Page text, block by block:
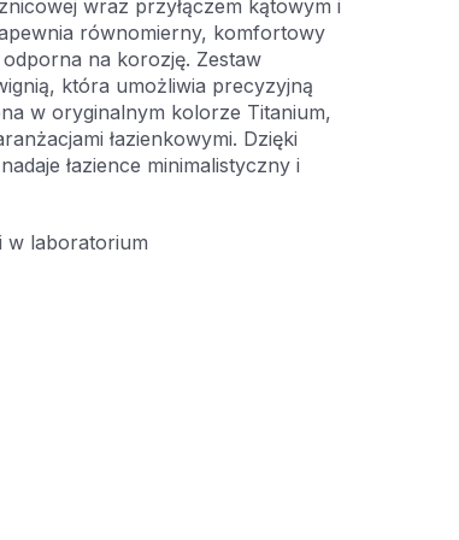
wraz przyłączem kątowym i
równomierny, komfortowy
odporna na korozję. Zestaw
która umożliwia precyzyjną
w oryginalnym kolorze Titanium,
łazienkowymi. Dzięki
łazience minimalistyczny i
w laboratorium